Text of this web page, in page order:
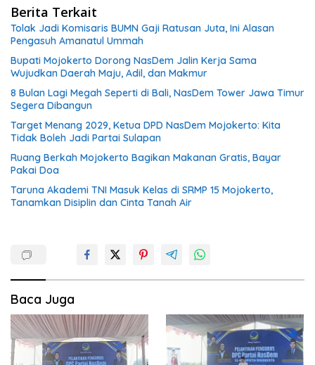
Berita Terkait
Tolak Jadi Komisaris BUMN Gaji Ratusan Juta, Ini Alasan
Pengasuh Amanatul Ummah
Bupati Mojokerto Dorong NasDem Jalin Kerja Sama
Wujudkan Daerah Maju, Adil, dan Makmur
8 Bulan Lagi Megah Seperti di Bali, NasDem Tower Jawa Timur
Segera Dibangun
Target Menang 2029, Ketua DPD NasDem Mojokerto: Kita
Tidak Boleh Jadi Partai Sulapan
Ruang Berkah Mojokerto Bagikan Makanan Gratis, Bayar
Pakai Doa
Taruna Akademi TNI Masuk Kelas di SRMP 15 Mojokerto,
Tanamkan Disiplin dan Cinta Tanah Air
Baca Juga